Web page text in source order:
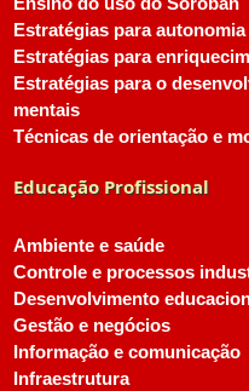
Estratégias para
Estratégias para
Estratégias para o
mentais
Técnicas de orientação e
Educação Profissional
Ambiente e saúde
Controle e processos
Desenvolvimento
Gestão e negócios
Informação e comunicação
Infraestrutura